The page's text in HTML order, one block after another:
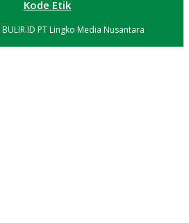
Kode Etik
PT Lingko Media Nusantara